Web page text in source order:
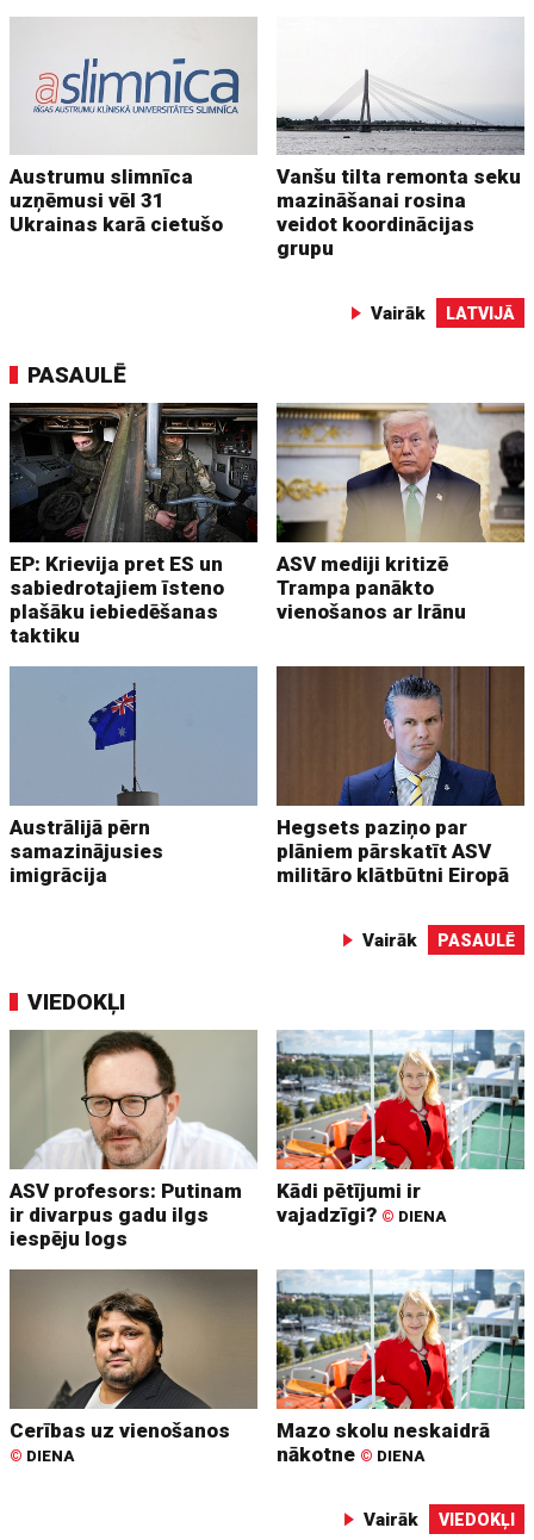
Austrumu slimnīca
uzņēmusi vēl 31
Ukrainas karā cietušo
Vanšu tilta remonta seku
mazināšanai rosina
veidot koordinācijas
grupu
Vairāk LATVIJĀ
PASAULĒ
EP: Krievija pret ES un
sabiedrotajiem īsteno
plašāku iebiedēšanas
taktiku
ASV mediji kritizē
Trampa panākto
vienošanos ar Irānu
Austrālijā pērn
samazinājusies
imigrācija
Hegsets paziņo par
plāniem pārskatīt ASV
militāro klātbūtni Eiropā
Vairāk PASAULĒ
VIEDOKĻI
ASV profesors: Putinam
ir divarpus gadu ilgs
iespēju logs
Kādi pētījumi ir
vajadzīgi? © DIENA
Cerības uz vienošanos
© DIENA
Mazo skolu neskaidrā
nākotne © DIENA
Vairāk VIEDOKĻI